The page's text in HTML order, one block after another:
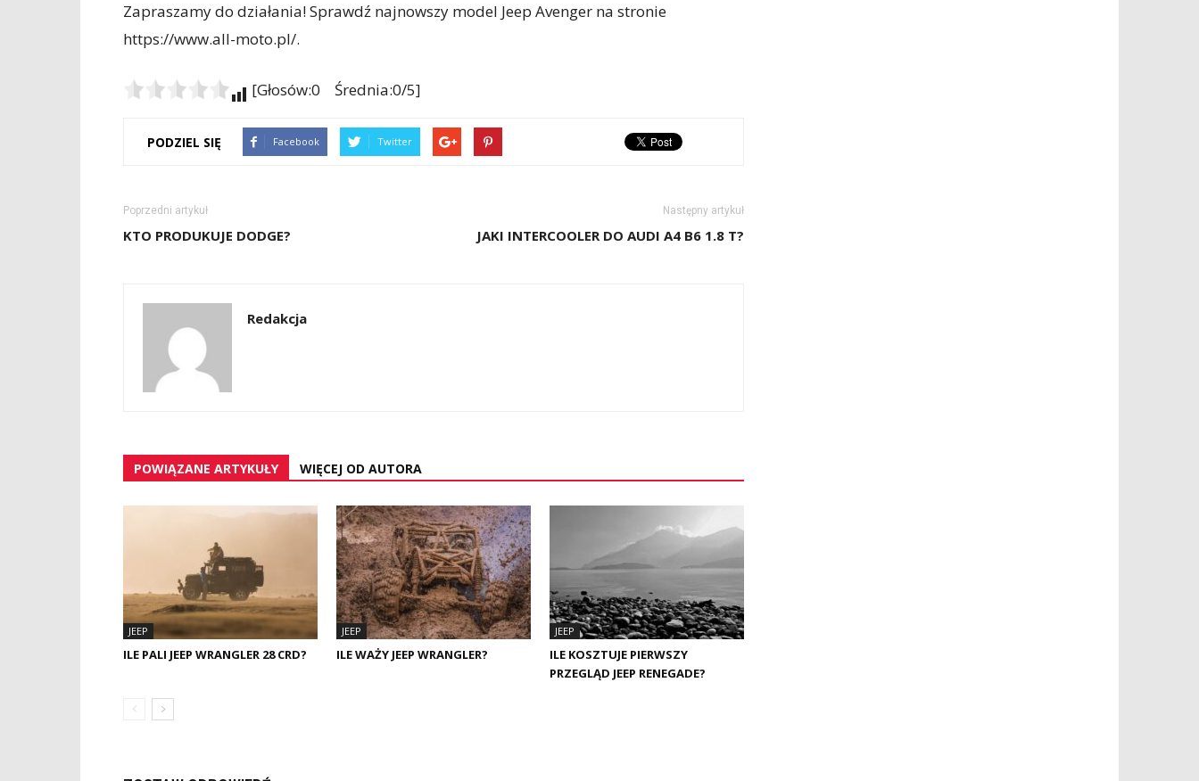
Zapraszamy do działania! Sprawdź najnowszy model Jeep Avenger na stronie
https://www.all-moto.pl/.
[Głosów:0 Średnia:0/5]
PODZIEL SIĘ Facebook Twitter
Poprzedni artykuł
KTO PRODUKUJE DODGE?
Następny artykuł
JAKI INTERCOOLER DO AUDI A4 B6 1.8 T?
Redakcja
POWIĄZANE ARTYKUŁY WIĘCEJ OD AUTORA
JEEP
ILE PALI JEEP WRANGLER 28 CRD?
JEEP
ILE WAŻY JEEP WRANGLER?
JEEP
ILE KOSZTUJE PIERWSZY
PRZEGLĄD JEEP RENEGADE?